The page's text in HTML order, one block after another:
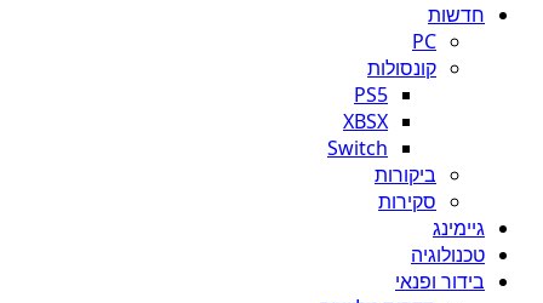
חדשות
PC
קונסולות
PS5
XBSX
Switch
ביקורות
סקירות
גיימינג
טכנולוגיה
בידור ופנאי